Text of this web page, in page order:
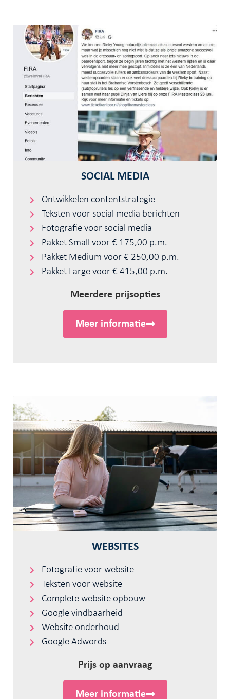
SOCIAL MEDIA
Ontwikkelen contentstrategie
Teksten voor social media berichten
Fotografie voor social media
Pakket Small voor € 175,00 p.m.
Pakket Medium voor € 250,00 p.m.
Pakket Large voor € 415,00 p.m.
Meerdere prijsopties
Meer informatie
WEBSITES
Fotografie voor website
Teksten voor website
Complete website opbouw
Google vindbaarheid
Website onderhoud
Google Adwords
Prijs op aanvraag
Meer informatie